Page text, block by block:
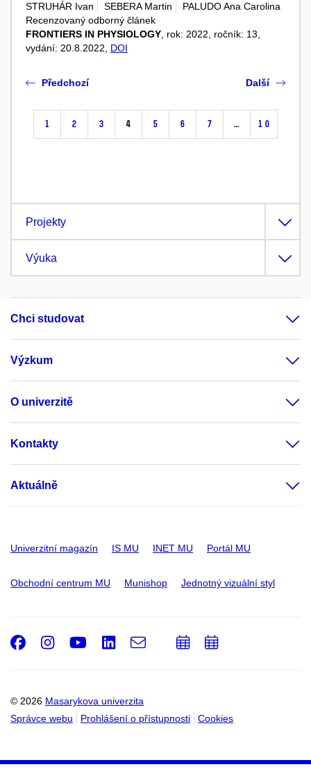
STRUHÁR Ivan
SEBERA Martin
PALUDO Ana Carolina
Recenzovaný odborný článek
FRONTIERS IN PHYSIOLOGY, rok: 2022, ročník: 13,
vydání: 20.8.2022, DOI
Předchozí
1 2 3 4 5 6 7 … 10
Další
Projekty
Výuka
Chci studovat
Výzkum
O univerzitě
Kontakty
Aktuálně
Univerzitní magazín IS MU INET MU Portál MU
Obchodní centrum MU Munishop Jednotný vizuální styl
© 2026 Masarykova univerzita
Správce webu
Prohlášení o přístupnosti Cookies
Facebook
Instagram
Youtube
LinkedIn
e-
PřidatPřidat